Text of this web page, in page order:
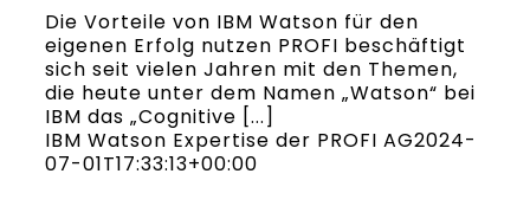
Die Vorteile von IBM Watson für den
eigenen Erfolg nutzen PROFI beschäftigt
sich seit vielen Jahren mit den Themen,
die heute unter dem Namen „Watson“ bei
IBM das „Cognitive [...]
IBM Watson Expertise der PROFI AG2024-
07-01T17:33:13+00:00